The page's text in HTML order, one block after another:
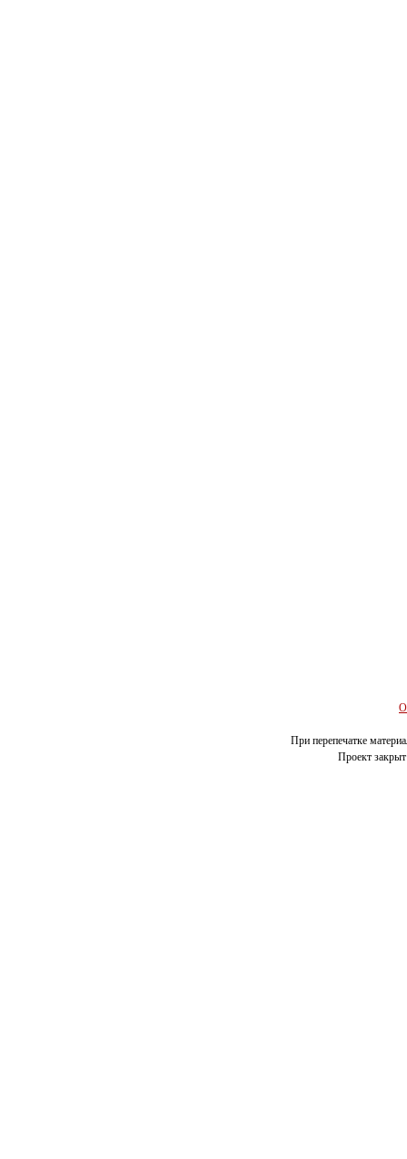
О
При перепечатке
Проект закрыт